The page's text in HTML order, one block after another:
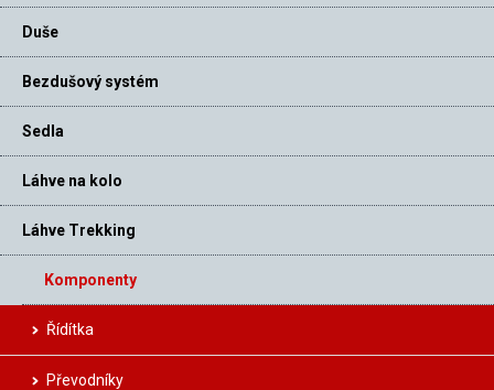
Duše
Bezdušový systém
Sedla
Láhve na kolo
Láhve Trekking
Komponenty
Řídítka
Převodníky